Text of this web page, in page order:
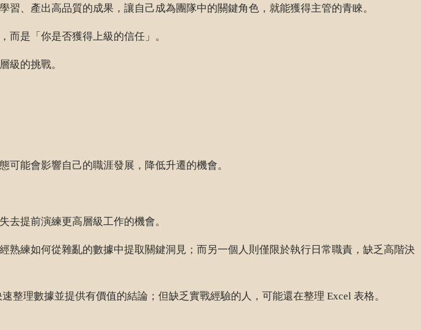
、產出高品質的成果，讓自己成為團隊中的關鍵角色，就能獲得主管的青睞。
而是「你是否獲得上級的信任」。
級的挑戰。
能會影響自己的職涯發展，降低升遷的機會。
去提前演練更高層級工作的機會。
練如何從雜亂的數據中提取關鍵洞見；而另一個人則僅限於執行日常職責，缺乏高階決
理數據並提供有價值的結論；但缺乏實戰經驗的人，可能還在整理 Excel 表格。